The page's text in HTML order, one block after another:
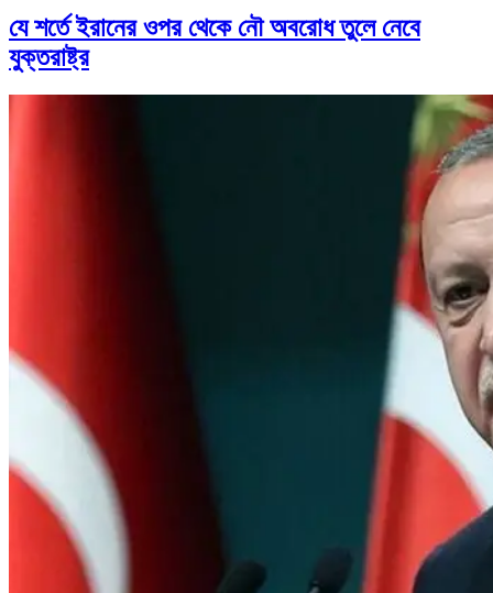
যে শর্তে ইরানের ওপর থেকে নৌ অবরোধ তুলে নেবে
যুক্তরাষ্ট্র